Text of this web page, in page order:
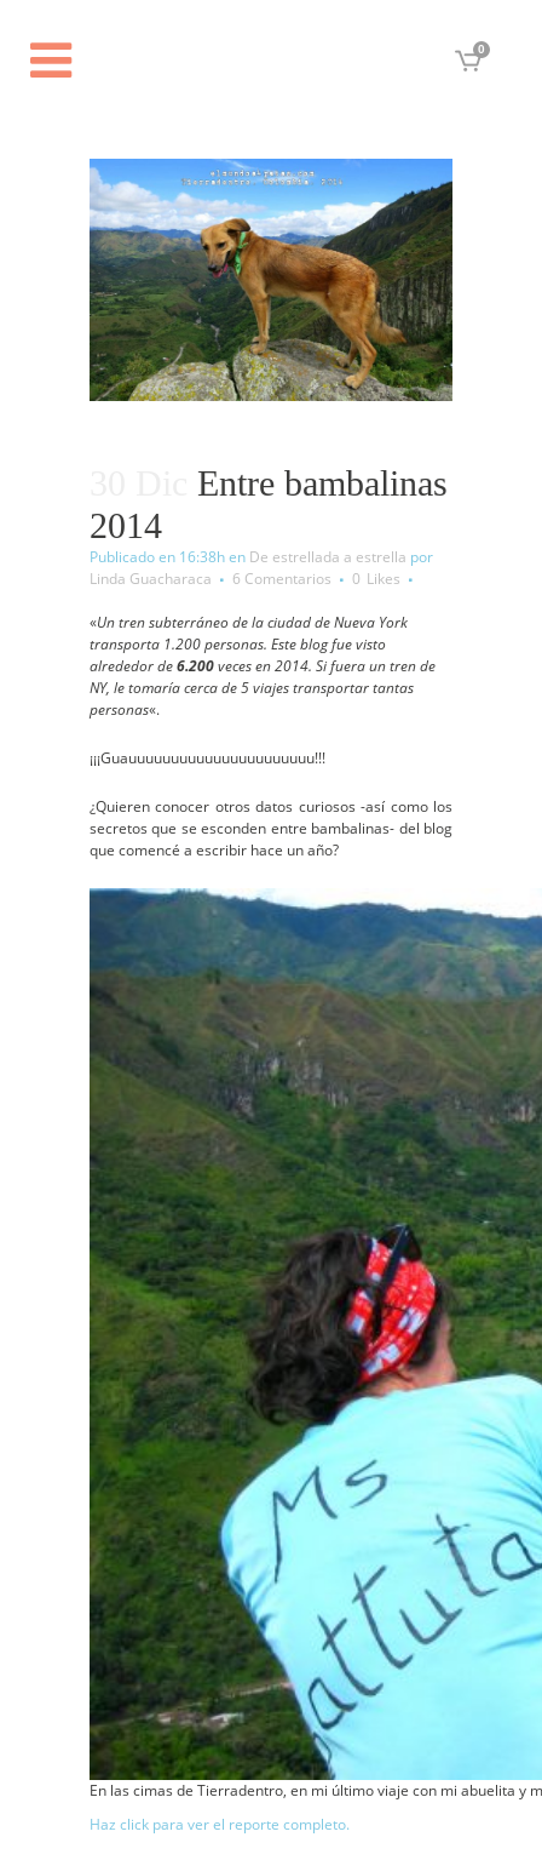
0
Entre bambalinas
2014
Publicado en 16:38hen De estrellada a estrella por
Linda Guacharaca
6 Comentarios 0 Likes
«Un tren subterráneo de la ciudad de Nueva York
transporta 1.200 personas. Este blog fue visto
alrededor de6.200veces en 2014. Si fuera un tren de
NY, le tomaría cerca de 5 viajes transportar tantas
personas«.
¡¡¡Guauuuuuuuuuuuuuuuuuuuuuu!!!
¿Quieren conocer otros datos curiosos -así como los
secretos que se esconden entre bambalinas- del blog
que comencé a escribir hace un año?
En las cimas de Tierradentro, en mi último viaje con mi abuelita y
Haz click para ver el reporte completo.